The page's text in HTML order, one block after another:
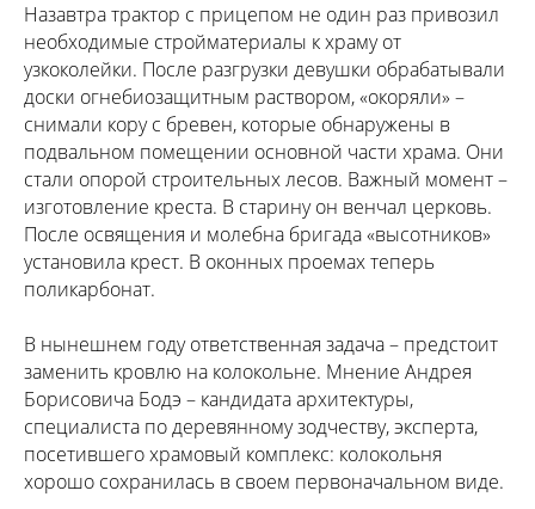
Назавтра трактор с прицепом не один раз привозил
необходимые стройматериалы к храму от
узкоколейки. После разгрузки девушки обрабатывали
доски огнебиозащитным раствором, «окоряли» –
снимали кору с бревен, которые обнаружены в
подвальном помещении основной части храма. Они
стали опорой строительных лесов. Важный момент –
изготовление креста. В старину он венчал церковь.
После освящения и молебна бригада «высотников»
установила крест. В оконных проемах теперь
поликарбонат.
В нынешнем году ответственная задача – предстоит
заменить кровлю на колокольне. Мнение Андрея
Борисовича Бодэ – кандидата архитектуры,
специалиста по деревянному зодчеству, эксперта,
посетившего храмовый комплекс: колокольня
хорошо сохранилась в своем первоначальном виде.